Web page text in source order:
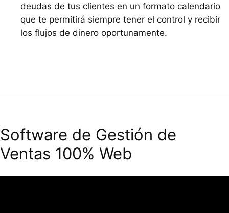
deudas de tus clientes en un formato calendario
que te permitirá siempre tener el control y recibir
los flujos de dinero oportunamente.
Software de Gestión de
Ventas 100% Web